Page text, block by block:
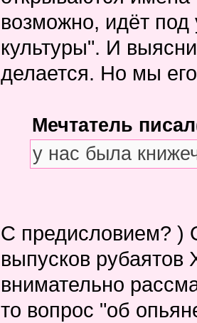
возможно, идёт под
культуры". И
делается. Но мы
Мечтатель
у нас была
С предисловием? )
выпусков рубаятов
внимательно
то вопрос "об